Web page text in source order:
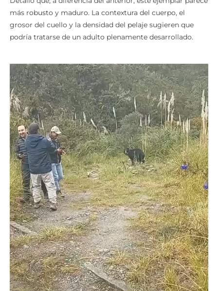
más robusto y maduro. La contextura del cuerpo, el
grosor del cuello y la densidad del pelaje sugieren que
podría tratarse de un adulto plenamente desarrollado.